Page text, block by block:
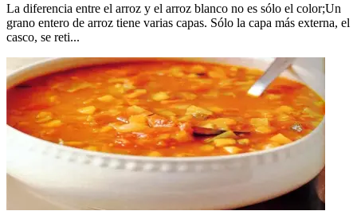
La diferencia entre el arroz y el arroz blanco no es sólo el color;Un
grano entero de arroz tiene varias capas. Sólo la capa más externa, el
casco, se reti...